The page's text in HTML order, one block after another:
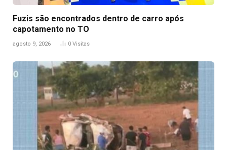
Fuzis são encontrados dentro de carro após
capotamento no TO
agosto 9, 2026 0 Visitas